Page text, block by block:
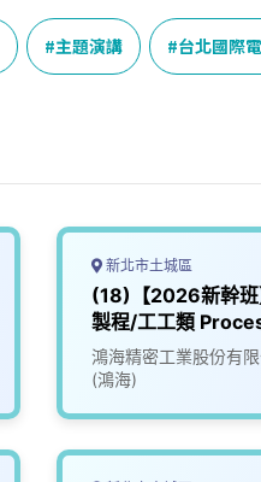
主題演講 台北國際
新北市土城區
(18)【2026新幹班
製程/工工類
IE
鴻海精密工業股份有
(鴻海)